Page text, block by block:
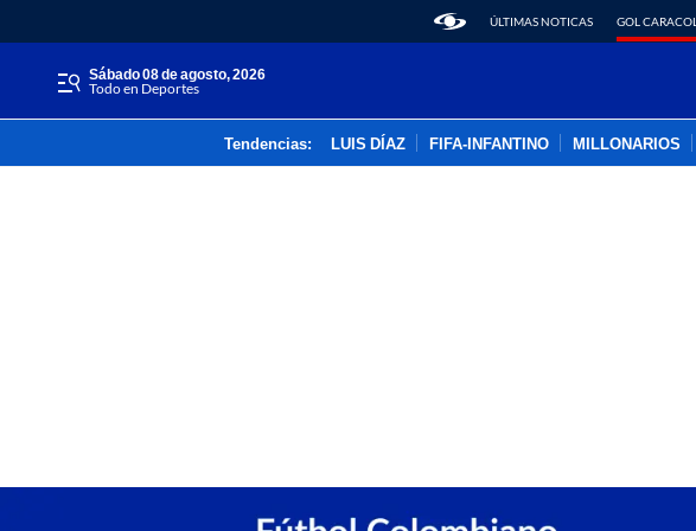
ÚLTIMAS NOTICAS GOL CARACOL
sábado 08 de agosto, 2026
Todo en Deportes
Tendencias: LUIS DÍAZ FIFA-INFANTINO MILLONARIOS